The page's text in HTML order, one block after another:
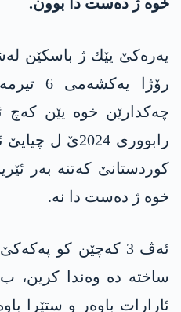
یه‌ره‌كێ یێك ژ باسكێن
چه‌كدارێن خوه‌ یێن
رابووری
كوردستانێ كه‌تنه‌ به‌ر
خوه‌ ژ ده‌ست دا نه‌.
ئه‌ڤ 3 كه‌چێن كو
ساخته‌ ده‌ وه‌ندا كرین، ب
ئارارات باوه‌ر و ستێرا